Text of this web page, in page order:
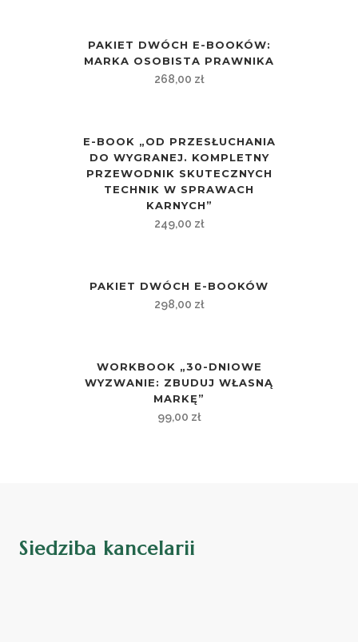
PAKIET DWÓCH E-BOOKÓW:
MARKA OSOBISTA PRAWNIKA
268,00 zł
E-BOOK „OD PRZESŁUCHANIA
DO WYGRANEJ. KOMPLETNY
PRZEWODNIK SKUTECZNYCH
TECHNIK W SPRAWACH
KARNYCH”
249,00 zł
PAKIET DWÓCH E-BOOKÓW
298,00 zł
WORKBOOK „30-DNIOWE
WYZWANIE: ZBUDUJ WŁASNĄ
MARKĘ”
99,00 zł
Siedziba kancelarii